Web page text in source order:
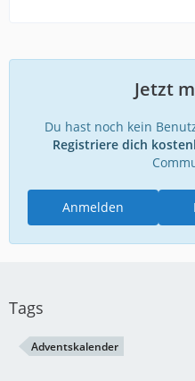
Jetzt
Du hast noch kein
Registriere dich
Anmelden
Tags
Adventskalender